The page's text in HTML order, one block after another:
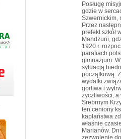
Posługę
gdzie w
Szwernickim,
Przez
prefekt szkół
Mandżurii,
1920 r.
parafiach
gimnazjum.
sytuacją
początkową.
wydatki
gorliwa i
życzliwości, a
Srebrnym
ten ceniony
kapłaństwa
właśnie
Marianów.
zezwolenie